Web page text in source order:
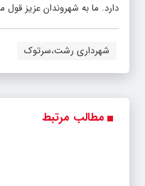
دارد. ما به شهروندان عزیز
شهرداری رشت،سرتوک
مطالب مرتبط